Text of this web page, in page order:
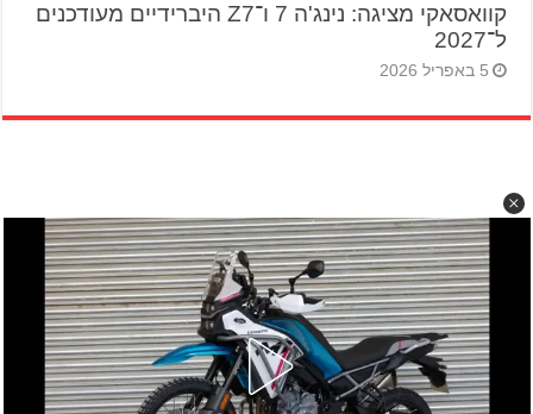
קוואסאקי מציגה: נינג'ה 7 ו־Z7 היברידיים מעודכנים
ל־2027
5 באפריל 2026